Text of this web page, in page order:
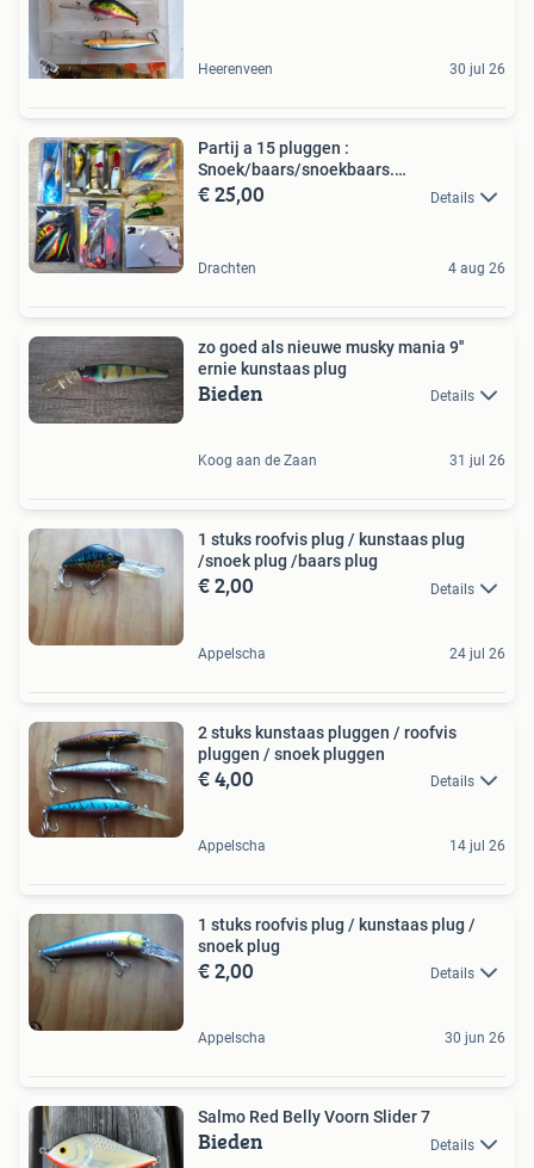
Heerenveen 30 jul 26
Partij a 15 pluggen :
Snoek/baars/snoekbaars.
VIPER/LFT/BER
€ 25,00 Details
Drachten 4 aug 26
zo goed als nieuwe musky mania 9''
ernie kunstaas plug
Bieden Details
Koog aan de Zaan 31 jul 26
1 stuks roofvis plug / kunstaas plug
/snoek plug /baars plug
€ 2,00 Details
Appelscha 24 jul 26
2 stuks kunstaas pluggen / roofvis
pluggen / snoek pluggen
€ 4,00 Details
Appelscha 14 jul 26
1 stuks roofvis plug / kunstaas plug /
snoek plug
€ 2,00 Details
Appelscha 30 jun 26
Salmo Red Belly Voorn Slider 7
Bieden Details